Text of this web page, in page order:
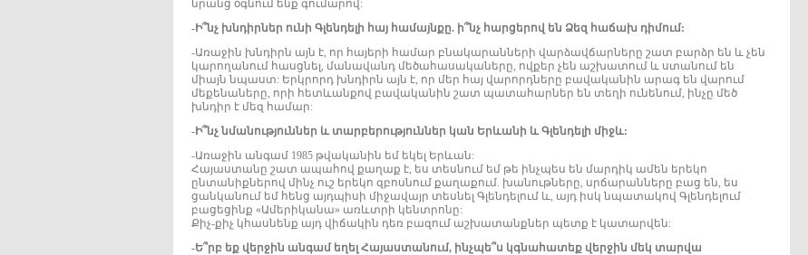
նրանց օգնում ենք գումարով:
-Ի՞նչ խնդիրներ ունի Գլենդելի հայ համայնքը. ի՞նչ հարցերով են Ձեզ հաճախ դիմում:
-Առաջին խնդիրն այն է, որ հայերի համար բնակարանների վարձավճարները շատ բարձր են և չեն
կարողանում հասցնել, մանավանդ մեծահասակաները, ովքեր չեն աշխատում և ստանում են
միայն նպաստ: Երկրորդ խնդիրն այն է, որ մեր հայ վարորդները բավականին արագ են վարում
մեքենաները, որի հետևանքով բավականին շատ պատահարներ են տեղի ունենում, ինչը մեծ
խնդիր է մեզ համար:
-Ի՞նչ նմանություններ և տարբերություններ կան Երևանի և Գլենդելի միջև:
-Առաջին անգամ 1985 թվականին եմ եկել Երևան:
Հայաստանը շատ ապահով քաղաք է, ես տեսնում եմ թե ինչպես են մարդիկ ամեն երեկո
ընտանիքներով մինչ ուշ երեկո զբոսնում քաղաքում. խանութները, սրճարանները բաց են, ես
ցանկանում եմ հենց այդպիսի միջավայր տեսնել Գլենդելում և, այդ իսկ նպատակով Գլենդելում
բացեցինք «Ամերիկանա» առևտրի կենտրոնը:
Քիչ-քիչ կհասնենք այդ վիճակին դեռ բազում աշխատանքներ պետք է կատարվեն:
-Ե՞րբ եք վերջին անգամ եղել Հայաստանում, ինչպե՞ս կգնահատեք վերջին մեկ տարվա